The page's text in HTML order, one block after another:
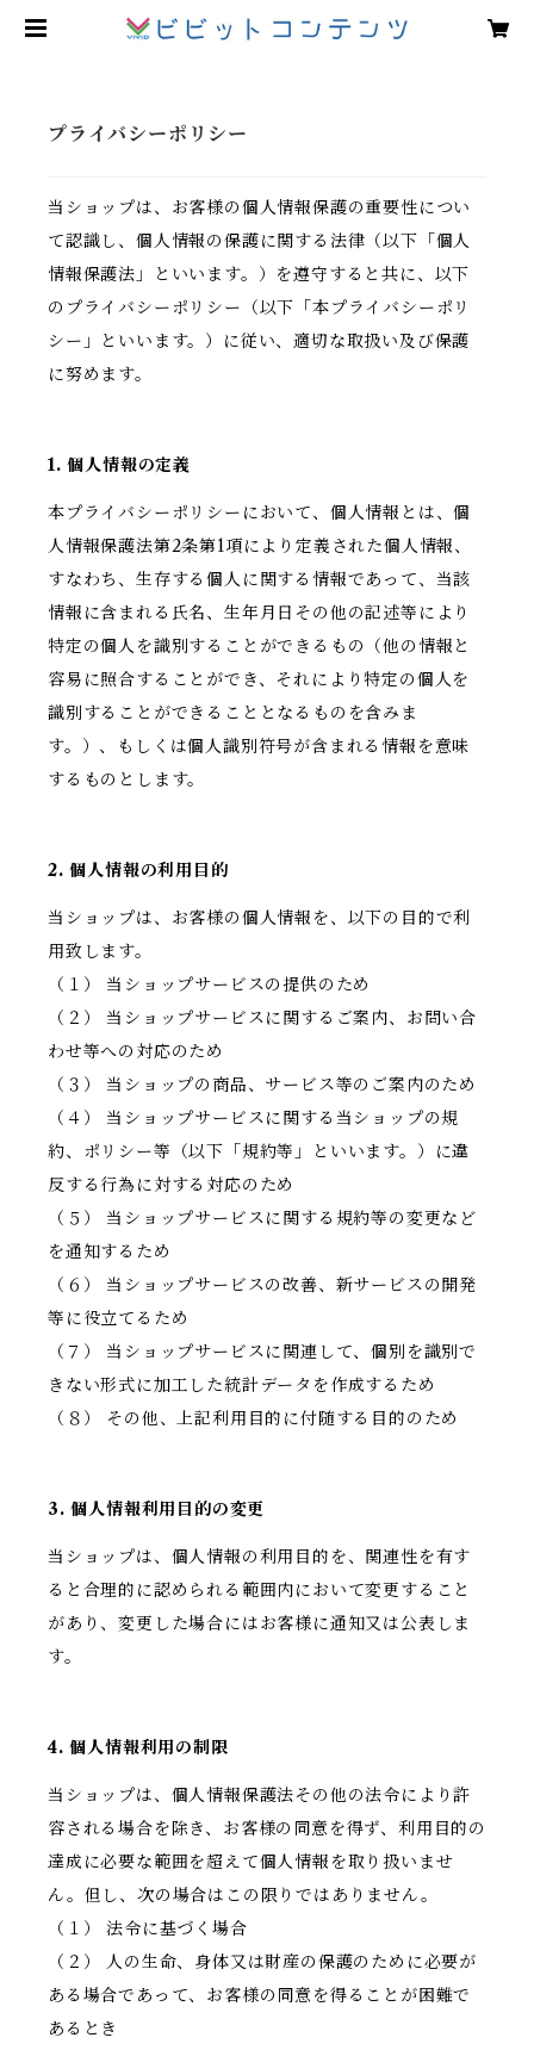
プライバシーポリシー
当ショップは、お客様の個人情報保護の重要性につい
て認識し、個人情報の保護に関する法律（以下「個人
情報保護法」といいます。）を遵守すると共に、以下
のプライバシーポリシー（以下「本プライバシーポリ
シー」といいます。）に従い、適切な取扱い及び保護
に努めます。
1. 個人情報の定義
本プライバシーポリシーにおいて、個人情報とは、個
人情報保護法第2条第1項により定義された個人情報、
すなわち、生存する個人に関する情報であって、当該
情報に含まれる氏名、生年月日その他の記述等により
特定の個人を識別することができるもの（他の情報と
容易に照合することができ、それにより特定の個人を
識別することができることとなるものを含みま
す。）、もしくは個人識別符号が含まれる情報を意味
するものとします。
2. 個人情報の利用目的
当ショップは、お客様の個人情報を、以下の目的で利
用致します。
（１） 当ショップサービスの提供のため
（２） 当ショップサービスに関するご案内、お問い合
わせ等への対応のため
（３） 当ショップの商品、サービス等のご案内のため
（４） 当ショップサービスに関する当ショップの規
約、ポリシー等（以下「規約等」といいます。）に違
反する行為に対する対応のため
（５） 当ショップサービスに関する規約等の変更など
を通知するため
（６） 当ショップサービスの改善、新サービスの開発
等に役立てるため
（７） 当ショップサービスに関連して、個別を識別で
きない形式に加工した統計データを作成するため
（８） その他、上記利用目的に付随する目的のため
3. 個人情報利用目的の変更
当ショップは、個人情報の利用目的を、関連性を有す
ると合理的に認められる範囲内において変更すること
があり、変更した場合にはお客様に通知又は公表しま
す。
4. 個人情報利用の制限
当ショップは、個人情報保護法その他の法令により許
容される場合を除き、お客様の同意を得ず、利用目的の
達成に必要な範囲を超えて個人情報を取り扱いませ
ん。但し、次の場合はこの限りではありません。
（１） 法令に基づく場合
（２） 人の生命、身体又は財産の保護のために必要が
ある場合であって、お客様の同意を得ることが困難で
あるとき